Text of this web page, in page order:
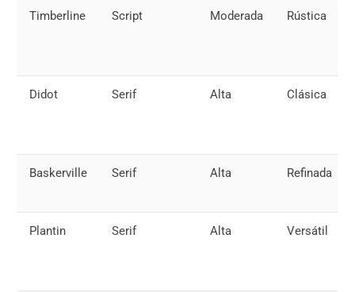
Timberline Script Moderada Rústica
Didot Serif Alta Clásica
Baskerville Serif Alta Refinada
Plantin Serif Alta Versátil